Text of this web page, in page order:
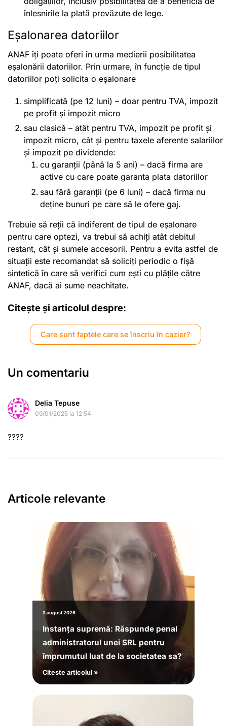
înlesnirile la plată prevăzute de lege.
Eșalonarea datoriilor
ANAF îți poate oferi în urma medierii posibilitatea
eșalonării datoriilor. Prin urmare, în funcție de tipul
datoriilor poți solicita o eșalonare
simplificată (pe 12 luni) – doar pentru TVA, impozit
pe profit și impozit micro
sau clasică – atât pentru TVA, impozit pe profit și
impozit micro, cât și pentru taxele aferente salariilor
și impozit pe dividende:
cu garanții (până la 5 ani) – dacă firma are
active cu care poate garanta plata datoriilor
sau fără garanții (pe 6 luni) – dacă firma nu
deține bunuri pe care să le ofere gaj.
Trebuie să reții că indiferent de tipul de eșalonare
pentru care optezi, va trebui să achiți atât debitul
restant, cât și sumele accesorii. Pentru a evita astfel de
situații este recomandat să soliciți periodic o fișă
sintetică în care să verifici cum ești cu plățile către
ANAF, dacă ai sume neachitate.
Citește și articolul despre:
Care sunt faptele care se înscriu în cazier?
Un comentariu
Delia Tepuse
09/01/2025 la 12:54
????
Articole relevante
3 august 2026
Instanța supremă: Răspunde penal
administratorul unei SRL pentru
împrumutul luat de la societatea sa?
Citeste articolul »